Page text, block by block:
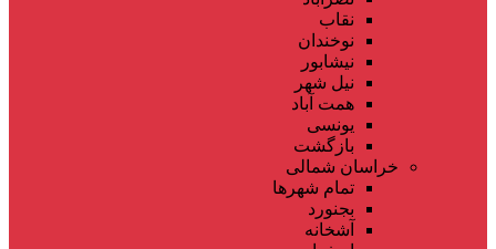
نقاب
نوخندان
نیشابور
نیل شهر
همت آباد
یونسی
بازگشت
خراسان شمالی
تمام شهر‌ها
بجنورد
آشخانه